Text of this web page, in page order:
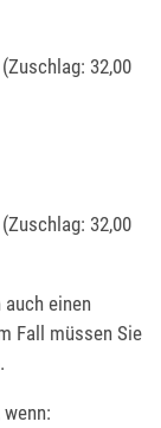
(Zuschlag: 32,00
(Zuschlag: 32,00
einen
Fall müssen Sie